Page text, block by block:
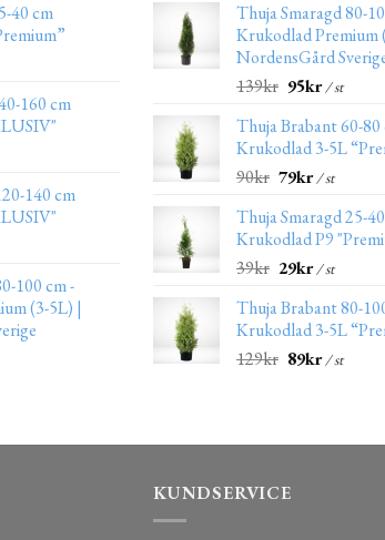
40 cm
160 cm
140 cm
100 cm -
(3-5L) |
Thuja Smaragd 80-
Krukodlad Premium
NordensGård
139kr 95kr/ st
Thuja Brabant 60-80
Krukodlad 3-5L
90kr 79kr/ st
Thuja Smaragd 25-
Krukodlad P9
39kr 29kr/ st
Thuja Brabant 80-
Krukodlad 3-5L
129kr 89kr/ st
KUNDSERVICE